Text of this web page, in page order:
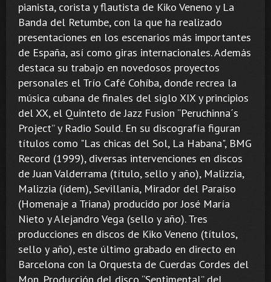
pianista, corista y flautista de Kiko Veneno y La
Banda del Retumbe, con la que ha realizado
presentaciones en los escenarios más importantes
de España, así como giras internacionales. Además
destaca su trabajo en novedosos proyectos
personales el Trío Café Cohíba, donde recrea la
música cubana de finales del siglo XIX y principios
del XX, el Quinteto de Jazz Fusion “Peruchinna´s
Project” y Radio Sould. En su discografía figuran
títulos como "Las chicas del Sol, La Habana", BMG
Record (1999), diversas intervenciones en discos
de Juan Valderrama (título, sello y año), Malizzia,
Malizzia (ídem), Sevillanía, Mirador del Paraíso
(Homenaje a Triana) producido por José María
Nieto y Alejandro Vega (sello y año). Tres
producciones en discos de Kiko Veneno (títulos,
sello y año), este último grabado en directo en
Barcelona con la Orquesta de Cuerdas Cordes del
Mon. Producción del disco “Sentimental” del